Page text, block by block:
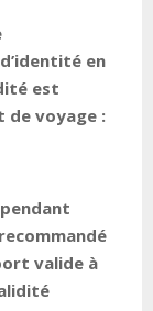
en
est
de voyage :
valide à